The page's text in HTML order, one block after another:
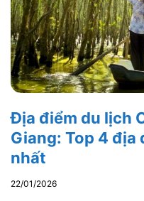
Địa điểm du lịch
Giang: Top 4
nhất
22/01/2026